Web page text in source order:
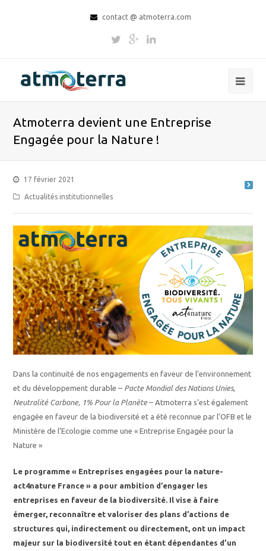
contact @ atmoterra.com
Atmoterra devient une Entreprise
Engagée pour la Nature !
17 février 2021
Actualités institutionnelles
Dans la continuité de nos engagements en faveur de l’environnement
et du développement durable – Pacte Mondial des Nations Unies,
Neutralité Carbone, 1% Pour la Planète– Atmoterra s’est également
engagée en faveur de la biodiversité et a été reconnue par l’OFB et le
Ministère de l’Ecologie comme une « Entreprise Engagée pour la
Nature »
Le programme « Entreprises engagées pour la nature-
act4nature France » a pour ambition d’engager les
entreprises en faveur de la biodiversité. Il vise à faire
émerger, reconnaître et valoriser des plans d’actions de
structures qui, indirectement ou directement, ont un impact
majeur sur la biodiversité tout en étant dépendantes d’un